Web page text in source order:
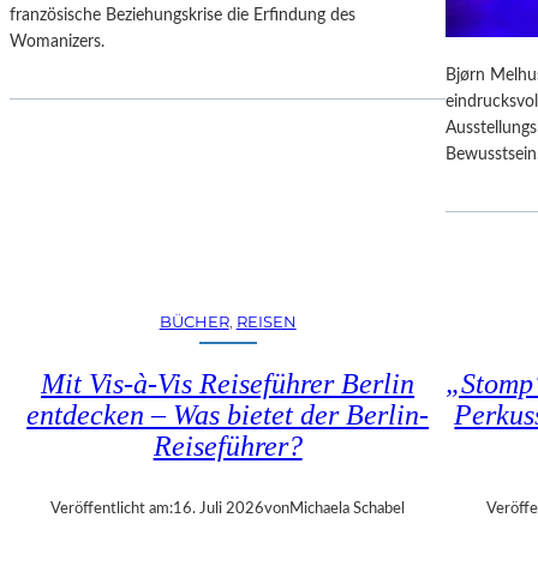
D
R
E
I
E
E
T
E
S
E
K
N
E
G
A
französische Beziehungskrise die Erfindung des
Womanizers.
Bjørn
BÜCHER, REISEN
Mit Vis-à-Vis Reiseführer Berlin
entdecken – Was bietet der Berlin-
Reiseführer?
Veröffentlicht am:16. Juli 2026vonMichaela Schabel